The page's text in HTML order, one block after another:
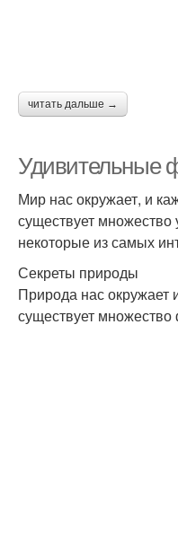
читать дальше →
Удивительные
Мир нас окружает, и
существует
некоторые из самых
Секреты природы
Природа нас окружает
существует